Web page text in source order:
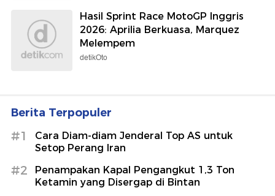
Hasil Sprint Race MotoGP Inggris
2026: Aprilia Berkuasa, Marquez
Melempem
detikOto
Berita Terpopuler
#1
Cara Diam-diam Jenderal Top AS untuk
Setop Perang Iran
#2
Penampakan Kapal Pengangkut 1,3 Ton
Ketamin yang Disergap di Bintan